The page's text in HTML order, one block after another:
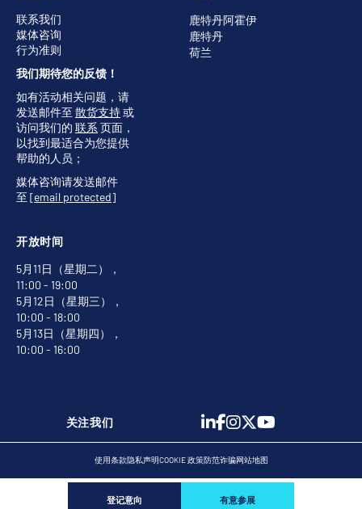
登记意向 有意参展
鹿特丹阿霍伊
鹿特丹
荷兰
开放时间
5月11日（星期二），
11:00 - 19:00
5月12日（星期三），
10:00 - 18:00
5月13日（星期四），
10:00 - 16:00
联系我们
媒体咨询
行为准则
我们期待您的反馈！
如有活动相关问题，请
发送邮件至 散货支持或
访问我们的 联系 页面，
以找到最适合为您提供
帮助的人员；
媒体咨询请发送邮件
至 [email protected]
关注我们
使用条款隐私声明COOKIE 政策防范诈骗网站地图